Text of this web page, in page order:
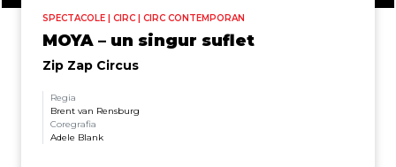
SPECTACOLE | CIRC | CIRC CONTEMPORAN
MOYA – un singur suflet
Zip Zap Circus
Regia
Brent van Rensburg
Coregrafia
Adele Blank